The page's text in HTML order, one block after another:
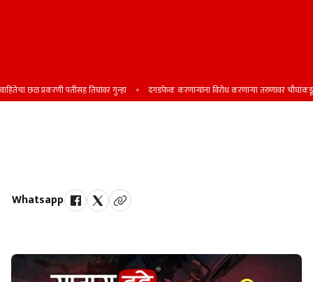
छळ प्रकरणी पतीसह तिघांवर गुन्हा दगडफेक करणार्‍यांना विरोध करणार्‍या तरुणावर चौघांकडून
Whatsapp